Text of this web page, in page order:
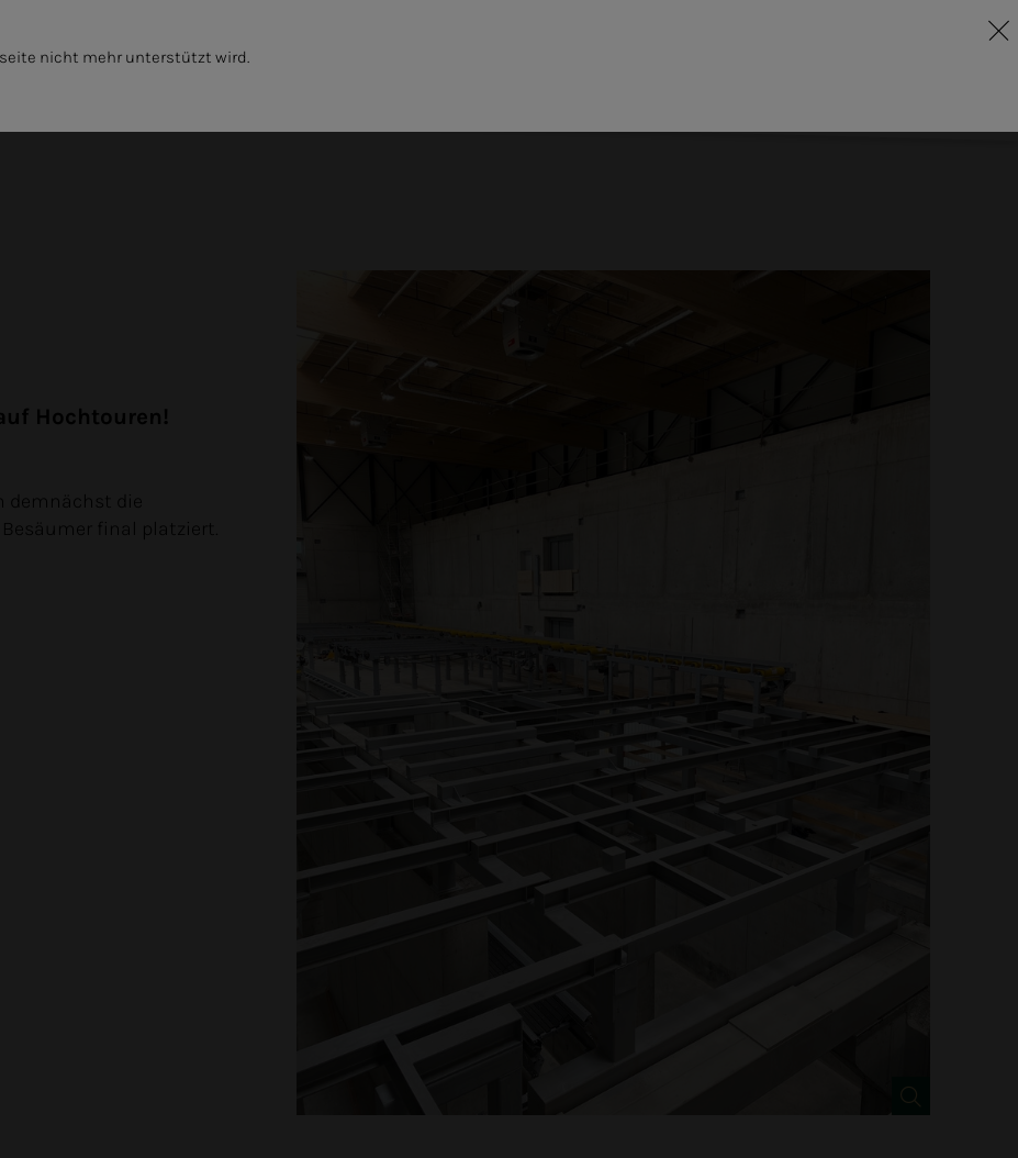
Hochtouren!
demnächst die
final platziert.
nicht mehr unterstützt wird.